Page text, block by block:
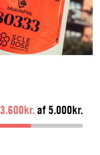
3.600kr. af 5.000kr.